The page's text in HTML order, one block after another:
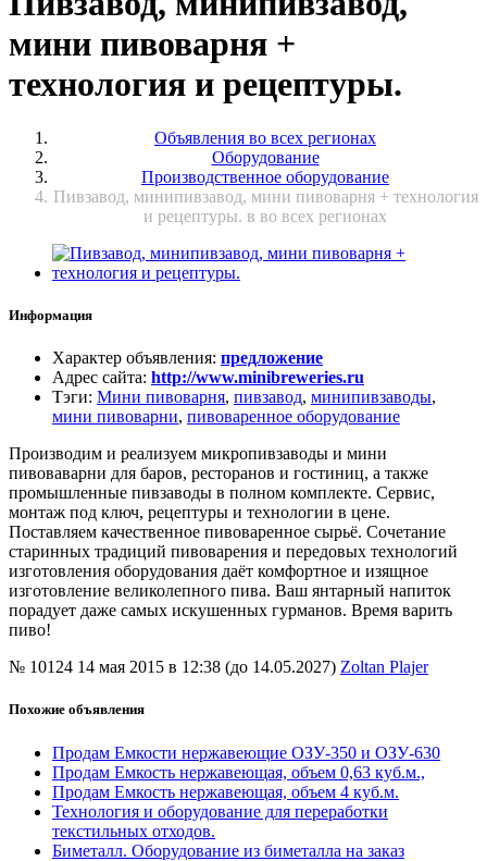
мини пивоварня +
технология и рецептуры.
Объявления во всех регионах
Оборудование
Производственное оборудование
Пивзавод, минипивзавод, мини пивоварня + технология
и рецептуры. в во всех регионах
Информация
Характер объявления: предложение
Адрес сайта: http://www.minibreweries.ru
Тэги: Мини пивоварня, пивзавод, минипивзаводы,
мини пивоварни, пивоваренное оборудование
Производим и реализуем микропивзаводы и мини
пивоваварни для баров, ресторанов и гостиниц, а также
промышленные пивзаводы в полном комплекте. Сервис,
монтаж под ключ, рецептуры и технологии в цене.
Поставляем качественное пивоваренное сырьё. Сочетание
старинных традиций пивоварения и передовых технологий
изготовления оборудования даёт комфортное и изящное
изготовление великолепного пива. Ваш янтарный напиток
порадует даже самых искушенных гурманов. Время варить
пиво!
№ 10124 14 мая 2015 в 12:38 (до 14.05.2027) Zoltan Plajer
Похожие объявления
Продам Емкости нержавеющие ОЗУ-350 и ОЗУ-630
Продам Емкость нержавеющая, объем 0,63 куб.м.,
Продам Емкость нержавеющая, объем 4 куб.м.
Технология и оборудование для переработки
текстильных отходов.
Биметалл. Оборудование из биметалла на заказ